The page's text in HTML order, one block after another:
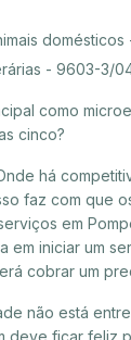
- 9603-3/
como
cinco?
há
faz com que
em
em iniciar um
cobrar um
não está
deve ficar feliz